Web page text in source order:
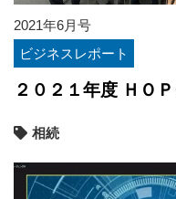
2021年6月号
ビジネスレポート
２０２１年度 ＨＯ
相続